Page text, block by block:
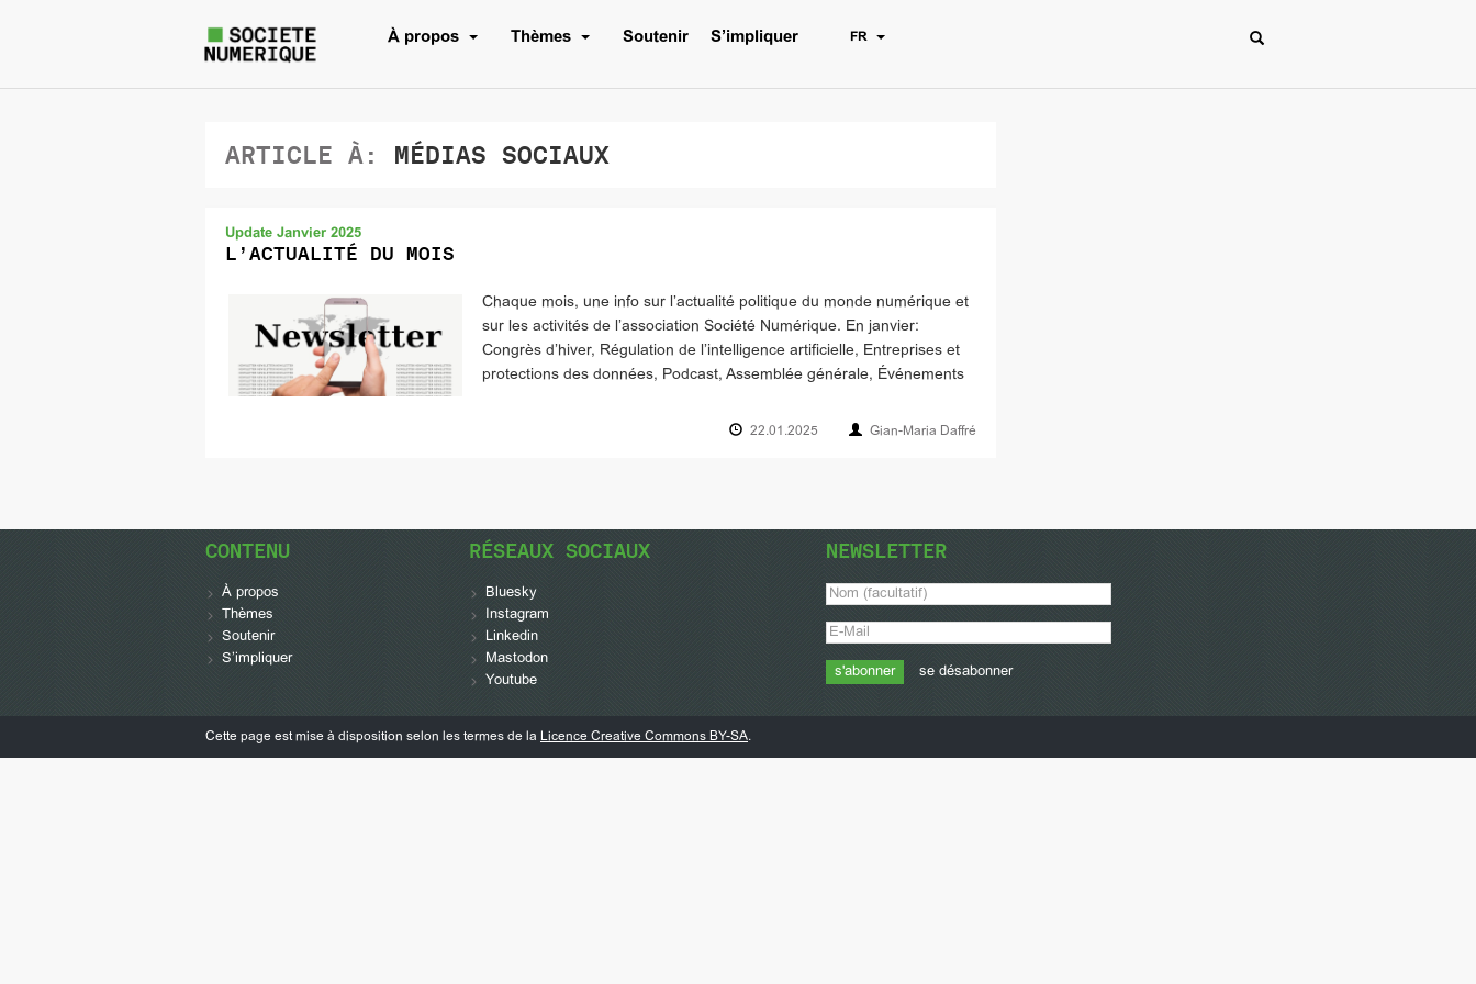
À propos Thèmes Soutenir S’impliquer FR
ARTICLE À: MÉDIAS SOCIAUX
Update Janvier 2025
L’ACTUALITÉ DU MOIS
Chaque mois, une info sur l’actualité politique du monde numérique et
sur les activités de l’association Société Numérique. En janvier:
Congrès d’hiver, Régulation de l’intelligence artificielle, Entreprises et
protections des données, Podcast, Assemblée générale, Événements
22.01.2025 Gian-Maria Daffré
CONTENU
À propos
Thèmes
Soutenir
S’impliquer
RÉSEAUX SOCIAUX
Bluesky
Instagram
Linkedin
Mastodon
Youtube
NEWSLETTER
se désabonner
Cette page est mise à disposition selon les termes de la Licence Creative Commons BY-SA.